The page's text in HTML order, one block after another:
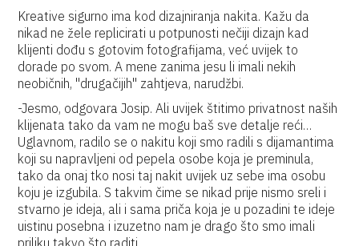
Kreative sigurno ima kod dizajniranja nakita. Kažu da
nikad ne žele replicirati u potpunosti nečiji dizajn kad
klijenti dođu s gotovim fotografijama, već uvijek to
dorade po svom. A mene zanima jesu li imali nekih
neobičnih, ''drugačijih'' zahtjeva, narudžbi.
-Jesmo, odgovara Josip. Ali uvijek štitimo privatnost naših
klijenata tako da vam ne mogu baš sve detalje reći…
Uglavnom, radilo se o nakitu koji smo radili s dijamantima
koji su napravljeni od pepela osobe koja je preminula,
tako da onaj tko nosi taj nakit uvijek uz sebe ima osobu
koju je izgubila. S takvim čime se nikad prije nismo sreli i
stvarno je ideja, ali i sama priča koja je u pozadini te ideje
uistinu posebna i izuzetno nam je drago što smo imali
priliku takvo što raditi.